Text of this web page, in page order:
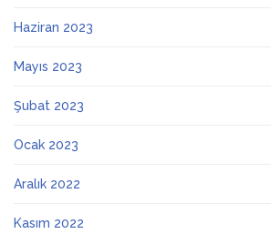
Haziran 2023
Mayıs 2023
Şubat 2023
Ocak 2023
Aralık 2022
Kasım 2022